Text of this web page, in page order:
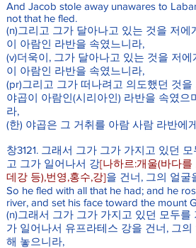
And Jacob stole away unawares to
not that he fled.
(n)그리고 그가 달아나고 있는 것을 저
이 아람인 라반을 속였느니라,
(v)더욱이, 그가 달아나고 있는 것을 저
이 아람인 라반을 속였느니라,
(pr)그리고 그가 떠나려고 의도했던 것
야곱이 아람인(시리아인) 라반을 속였
라,
(한) 야곱은 그 거취를 아람 사람 라반에
창3121. 그래서 그가 그가 가지고 있던
고 그가 일어나서 강[나하르:개울(바다
데강 등),번영,홍수,강]을 건너, 그의 얼
So he fled with all that he had; and he
river, and set his face toward the mount
(n)그래서 그가 그가 가지고 있던 모두
가 일어나서 유프라테스 강을 건너, 그
해 놓으니라,